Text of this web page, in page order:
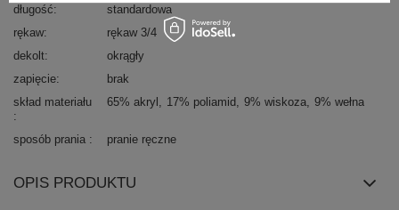
długość
standardowa
rękaw
rękaw 3/4
dekolt
okrągły
zapięcie
brak
skład materiału
65% akryl 17% poliamid 9% wiskoza 9% wełna
sposób prania pranie ręczne
OPIS PRODUKTU